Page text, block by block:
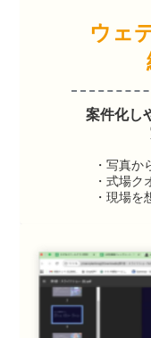
ウェ
案件化し
・写真か
・式場ク
・現場を